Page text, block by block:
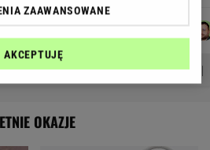
MICHAŁ
TRELA
DOMINIK
SENKOWSKI
WIKTORIA
BECZEK
ZNAK Z '30' WISŁAWA SZYMBORSKA
OKAZJE
ZAAWANSOWANE
AKCEPTUJĘ